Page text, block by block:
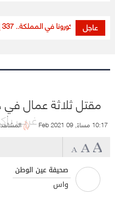
عاجل
مستجدات كورونا في المملكة.. 337 إصابة جديدة
مقتل ثلاثة عمال
غرب 10:17 مساءً, 09 Feb 2021
صحيفة عين الوطن
واس